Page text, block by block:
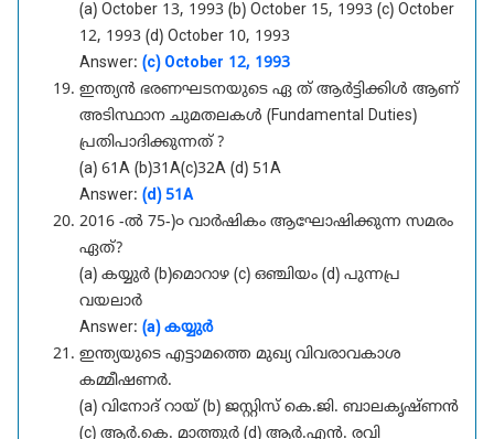
(a) October 13, 1993 (b) October 15, 1993 (c) October
12, 1993 (d) October 10, 1993
Answer: (c) October 12, 1993
ഇന്ത്യൻ ഭരണഘടനയുടെ ഏ ത് ആർട്ടിക്കിൾ ആണ്
അടിസ്ഥാന ചുമതലകൾ (Fundamental Duties)
പ്രതിപാദിക്കുന്നത് ?
(a) 61A (b)31A(c)32A (d) 51A
Answer: (d) 51A
2016 -ൽ 75-)൦ വാർഷികം ആഘോഷിക്കുന്ന സമരം
ഏത്?
(a) കയ്യുർ (b)മൊറാഴ (c) ഒഞ്ചിയം (d) പുന്നപ്ര
വയലാർ
Answer: (a) കയ്യുർ
ഇന്ത്യയുടെ എട്ടാമത്തെ മുഖ്യ വിവരാവകാശ
കമ്മീഷണർ.
(a) വിനോദ് റായ് (b) ജസ്റ്റിസ് കെ.ജി. ബാലകൃഷ്‌ണൻ
(c) ആർ.കെ. മാത്തുർ (d) ആർ.എൻ. രവി